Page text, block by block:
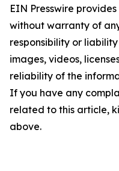
EIN Presswire
without warranty of
responsibility or
images, videos,
reliability of the
If you have any
related to this article,
above.